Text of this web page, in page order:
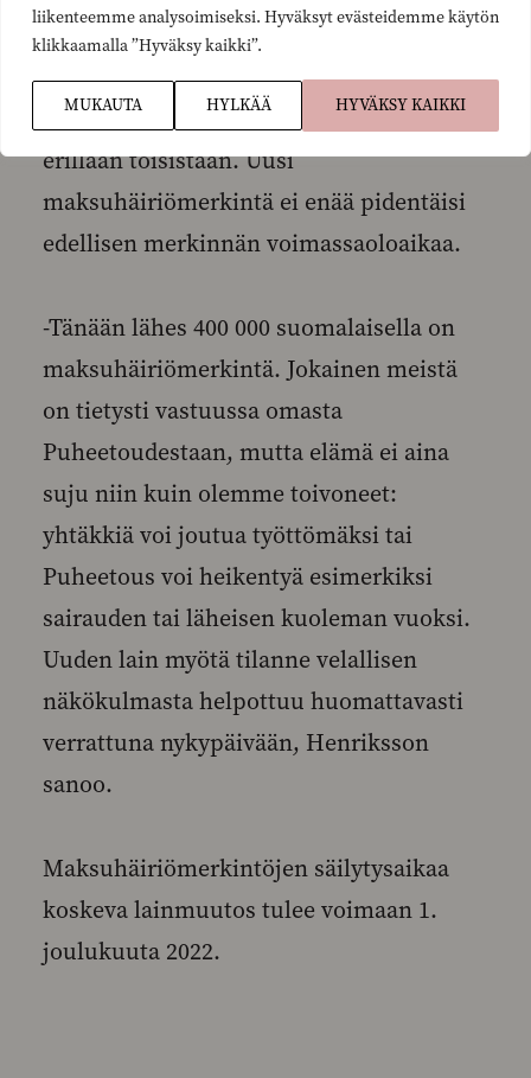
liikenteemme analysoimiseksi. Hyväksyt evästeidemme käytön
klikkaamalla ”Hyväksy kaikki”.
MUKAUTA HYLKÄÄ HYVÄKSY KAIKKI
Kun muutokset tulevat voimaan,
maksuhäiriömerkinnät käsitellään
erillään toisistaan. Uusi
maksuhäiriömerkintä ei enää pidentäisi
edellisen merkinnän voimassaoloaikaa.
-Tänään lähes 400 000 suomalaisella on
maksuhäiriömerkintä. Jokainen meistä
on tietysti vastuussa omasta
Puheetoudestaan, mutta elämä ei aina
suju niin kuin olemme toivoneet:
yhtäkkiä voi joutua työttömäksi tai
Puheetous voi heikentyä esimerkiksi
sairauden tai läheisen kuoleman vuoksi.
Uuden lain myötä tilanne velallisen
näkökulmasta helpottuu huomattavasti
verrattuna nykypäivään, Henriksson
sanoo.
Maksuhäiriömerkintöjen säilytysaikaa
koskeva lainmuutos tulee voimaan 1.
joulukuuta 2022.